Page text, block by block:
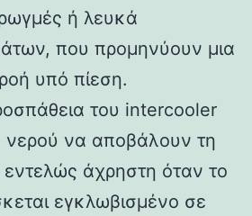
ή λευκά
που προμηνύουν μια
υπό πίεση.
του intercooler
νερού να αποβάλουν τη
εντελώς άχρηστη όταν το
εγκλωβισμένο σε